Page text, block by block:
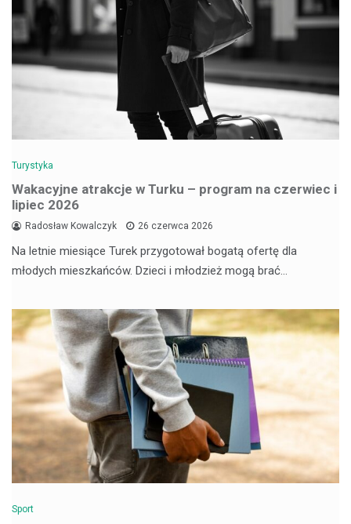
Turystyka
Wakacyjne atrakcje w Turku – program na czerwiec i
lipiec 2026
Radosław Kowalczyk 26 czerwca 2026
Na letnie miesiące Turek przygotował bogatą ofertę dla
młodych mieszkańców. Dzieci i młodzież mogą brać…
Sport